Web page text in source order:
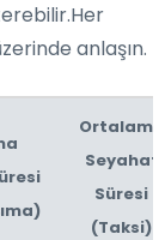
anlaşın.
Ortalama
Seyahat
Süresi
(Taksi)